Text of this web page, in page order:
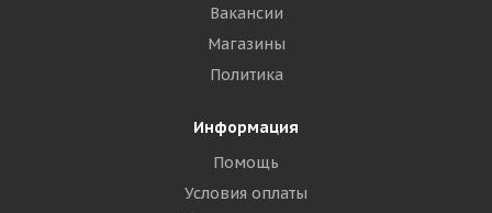
Вакансии
Магазины
Политика
Информация
Помощь
Условия оплаты